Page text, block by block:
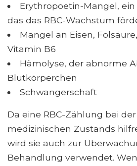
Erythropoetin-Mangel,
das das RBC-Wachstum
Mangel an Eisen,
Vitamin B6
Hämolyse, der abnorme
Blutkörperchen
Schwangerschaft
Da eine RBC-Zählung bei
medizinischen Zustands
wird sie auch zur
Behandlung verwendet.